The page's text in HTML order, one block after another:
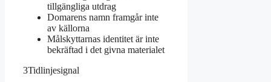
tillgängliga utdrag
Domarens namn framgår inte
av källorna
Målskyttarnas identitet är inte
bekräftad i det givna materialet
3Tidlinjesignal